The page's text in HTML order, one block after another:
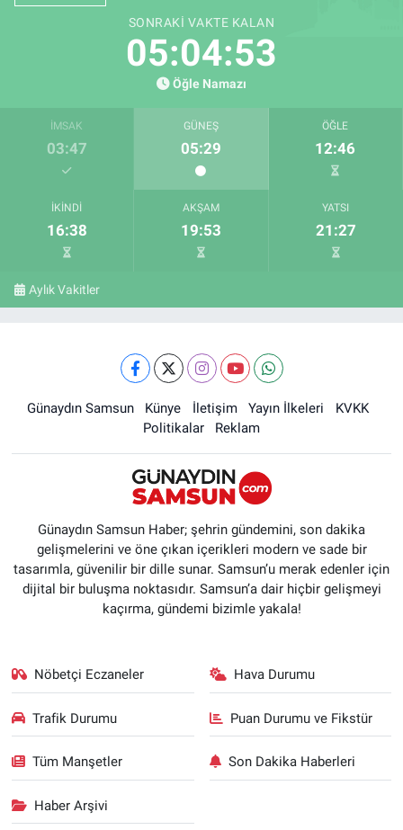
SONRAKI VAKTE KALAN
05:04:52
Öğle Namazı
İMSAK
03:47
GÜNEŞ
05:29
ÖĞLE
12:46
İKINDI
16:38
AKŞAM
19:53
YATSI
21:27
Aylık Vakitler
Günaydın Samsun Künye İletişim Yayın İlkeleri
KVKK
Politikalar
Reklam
Günaydın Samsun Haber; şehrin gündemini, son dakika
gelişmelerini ve öne çıkan içerikleri modern ve sade bir
tasarımla, güvenilir bir dille sunar. Samsun’u merak edenler için
dijital bir buluşma noktasıdır. Samsun’a dair hiçbir gelişmeyi
kaçırma, gündemi bizimle yakala!
Nöbetçi Eczaneler Hava Durumu
Trafik Durumu Puan Durumu ve Fikstür
Tüm Manşetler Son Dakika Haberleri
Haber Arşivi